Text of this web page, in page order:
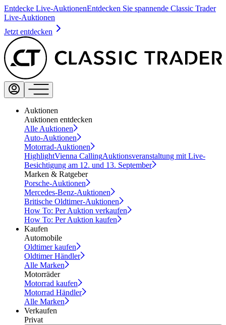
Entdecke Live-AuktionenEntdecken Sie spannende Classic Trader
Live-Auktionen
Jetzt entdecken
Auktionen
Auktionen entdecken
Alle Auktionen
Auto-Auktionen
Motorrad-Auktionen
HighlightVienna CallingAuktionsveranstaltung mit Live-
Besichtigung am 12. und 13. September
Marken & Ratgeber
Porsche-Auktionen
Mercedes-Benz-Auktionen
Britische Oldtimer-Auktionen
How To: Per Auktion verkaufen
How To: Per Auktion kaufen
Kaufen
Automobile
Oldtimer kaufen
Oldtimer Händler
Alle Marken
Motorräder
Motorrad kaufen
Motorrad Händler
Alle Marken
Verkaufen
Privat